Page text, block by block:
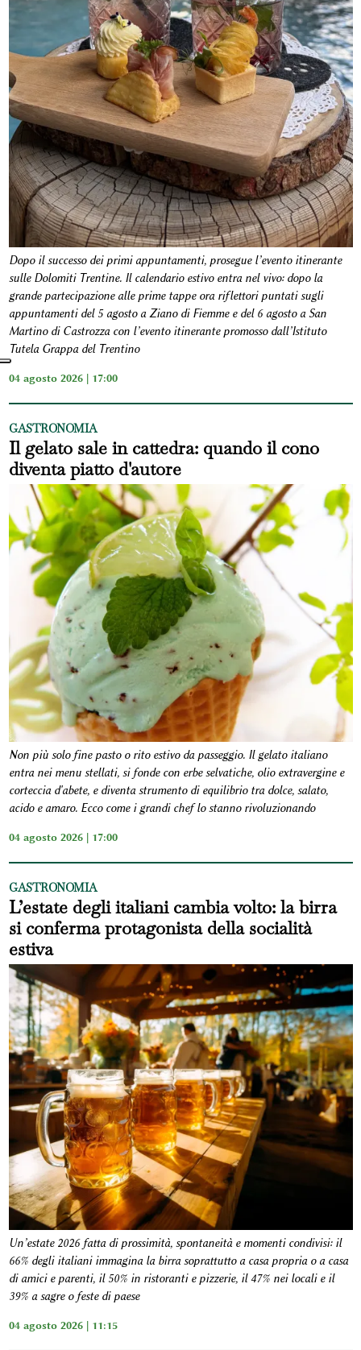
Dopo il successo dei primi appuntamenti, prosegue l’evento itinerante
sulle Dolomiti Trentine. Il calendario estivo entra nel vivo: dopo la
grande partecipazione alle prime tappe ora riflettori puntati sugli
appuntamenti del 5 agosto a Ziano di Fiemme e del 6 agosto a San
Martino di Castrozza con l’evento itinerante promosso dall’Istituto
Tutela Grappa del Trentino
04 agosto 2026 | 17:00
GASTRONOMIA
Il gelato sale in cattedra: quando il cono
diventa piatto d'autore
Non più solo fine pasto o rito estivo da passeggio. Il gelato italiano
entra nei menu stellati, si fonde con erbe selvatiche, olio extravergine e
corteccia d'abete, e diventa strumento di equilibrio tra dolce, salato,
acido e amaro. Ecco come i grandi chef lo stanno rivoluzionando
04 agosto 2026 | 17:00
GASTRONOMIA
L’estate degli italiani cambia volto: la birra
si conferma protagonista della socialità
estiva
Un’estate 2026 fatta di prossimità, spontaneità e momenti condivisi: il
66% degli italiani immagina la birra soprattutto a casa propria o a casa
di amici e parenti, il 50% in ristoranti e pizzerie, il 47% nei locali e il
39% a sagre o feste di paese
04 agosto 2026 | 11:15